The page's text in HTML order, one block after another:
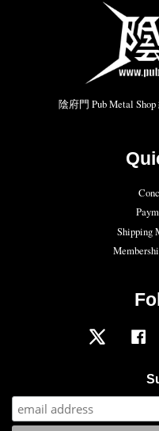
陰府門 Pub Metal Shop
Shipping
Twitter